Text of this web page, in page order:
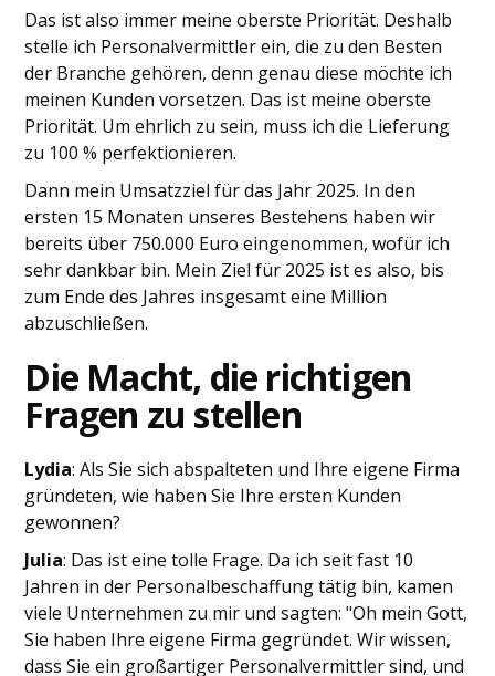
Das ist also immer meine oberste Priorität. Deshalb
stelle ich Personalvermittler ein, die zu den Besten
der Branche gehören, denn genau diese möchte ich
meinen Kunden vorsetzen. Das ist meine oberste
Priorität. Um ehrlich zu sein, muss ich die Lieferung
zu 100 % perfektionieren.
Dann mein Umsatzziel für das Jahr 2025. In den
ersten 15 Monaten unseres Bestehens haben wir
bereits über 750.000 Euro eingenommen, wofür ich
sehr dankbar bin. Mein Ziel für 2025 ist es also, bis
zum Ende des Jahres insgesamt eine Million
abzuschließen.
Die Macht, die richtigen
Fragen zu stellen
Lydia: Als Sie sich abspalteten und Ihre eigene Firma
gründeten, wie haben Sie Ihre ersten Kunden
gewonnen?
Julia: Das ist eine tolle Frage. Da ich seit fast 10
Jahren in der Personalbeschaffung tätig bin, kamen
viele Unternehmen zu mir und sagten: "Oh mein Gott,
Sie haben Ihre eigene Firma gegründet. Wir wissen,
dass Sie ein großartiger Personalvermittler sind, und